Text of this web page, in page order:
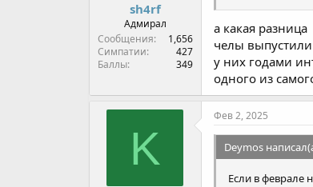
sh4rf
Адмирал
Сообщения
1,656
Симпатии
427
Баллы
349
а какая разница
челы выпустили
у них годами
одного из
K
Фев 2, 2025
Deymos
Если в феврале